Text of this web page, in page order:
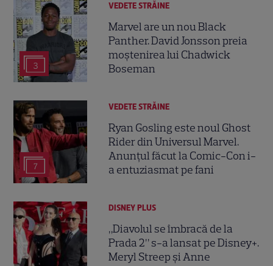
3
VEDETE STRĂINE
Marvel are un nou Black
Panther. David Jonsson preia
moștenirea lui Chadwick
Boseman
7
VEDETE STRĂINE
Ryan Gosling este noul Ghost
Rider din Universul Marvel.
Anunțul făcut la Comic-Con i-
a entuziasmat pe fani
DISNEY PLUS
„Diavolul se îmbracă de la
Prada 2” s-a lansat pe Disney+.
Meryl Streep și Anne